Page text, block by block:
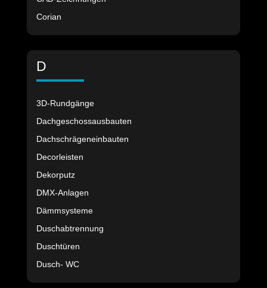
Corian
D
3D-Rundgänge
Dachgeschossausbauten
Dachschrägeneinbauten
Decorleisten
Dekorputz
DMX-Anlagen
Dämmsysteme
Duschabtrennung
Duschtüren
Dusch- WC